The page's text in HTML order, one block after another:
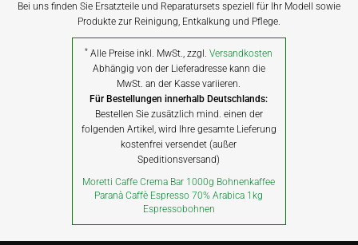
Bei uns finden Sie Ersatzteile und Reparatursets speziell für Ihr Modell sowie
Produkte zur Reinigung, Entkalkung und Pflege.
* Alle Preise inkl. MwSt., zzgl.Versandkosten
Abhängig von der Lieferadresse kann die
MwSt. an der Kasse variieren.
Für Bestellungen innerhalb Deutschlands:
Bestellen Sie zusätzlich mind. einen der
folgenden Artikel, wird Ihre gesamte Lieferung
kostenfrei versendet (außer
Speditionsversand)
Moretti Caffe Crema Bar 1000g Bohnenkaffee
Paranà Caffè Espresso 70% Arabica 1kg
Espressobohnen